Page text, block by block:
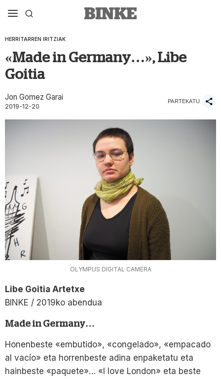
HERRITARREN IRITZIAK
«Made in Germany…», Libe
Goitia
Jon Gomez Garai
2019-12-20
PARTEKATU
OLYMPUS DIGITAL CAMERA
Libe Goitia Artetxe
BINKE / 2019ko abendua
Made in Germany…
Honenbeste «embutido», «congelado», «empacado
al vacío» eta horrenbeste adina enpaketatu eta
hainbeste «paquete»… «I love London» eta beste